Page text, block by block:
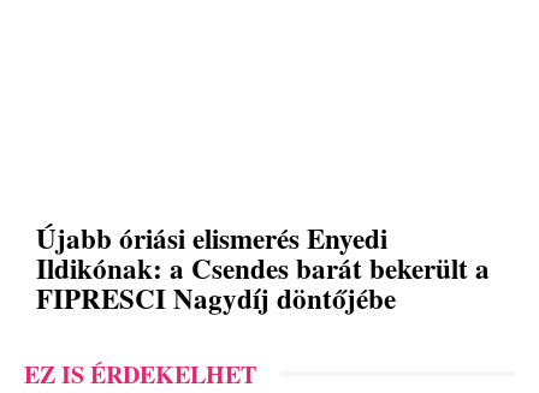
Újabb óriási elismerés Enyedi
Ildikónak: a Csendes barát bekerült a
FIPRESCI Nagydíj döntőjébe
EZ IS ÉRDEKELHET